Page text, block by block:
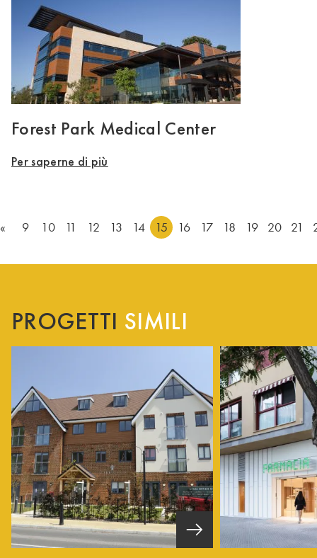
Forest Park Medical Center
Per saperne di più
« 9 10 11 12 13 14 15 16 17 18 19 20 21
PROGETTI SIMILI